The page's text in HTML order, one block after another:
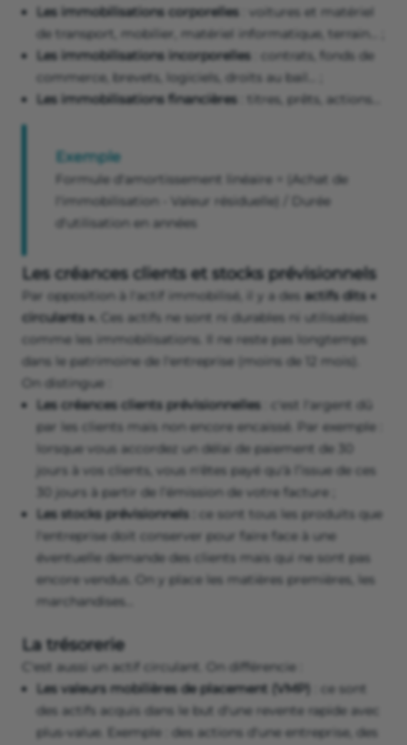
Les immobilisations corporelles : voitures et matériel
de transport, mobilier, matériel informatique, terrain… ;
Les immobilisations incorporelles : contrats, fonds de
commerce, brevets, logiciels, droits au bail… ;
Les immobilisations financières
: titres, prêts, actions…
Exemple
Formule d'amortissement linéaire = (Achat de
l'immobilisation - Valeur résiduelle) / Durée
d'utilisation en années
Les créances clients et stocks prévisionnels
Par opposition à l'actif immobilisé, il y a des actifs dits «
circulants ».
Ces actifs ne sont ni durables ni utilisables
comme les immobilisations. Il ne reste pas longtemps
dans le patrimoine de l'entreprise (moins de 12 mois).
On distingue :
Les créances clients prévisionnelles
: c'est l'argent dû
par les clients mais non encore encaissé. Par exemple :
lorsque vous accordez un délai de paiement de 30
jours à vos clients, vous n'êtes payé qu'à l’issue de ces
30 jours à partir de l’émission de votre facture ;
Les stocks prévisionnels :
ce sont tous les produits que
l'entreprise doit conserver pour faire face à une
éventuelle demande des clients mais qui ne sont pas
encore vendus. On y place les matières premières, les
marchandises…
La trésorerie
C'est aussi un actif circulant. On différencie :
Les valeurs mobilières de placement (VMP)
: ce sont
des actifs acquis dans le but d'une revente rapide avec
plus-value. Exemple : des actions d'une entreprise, des